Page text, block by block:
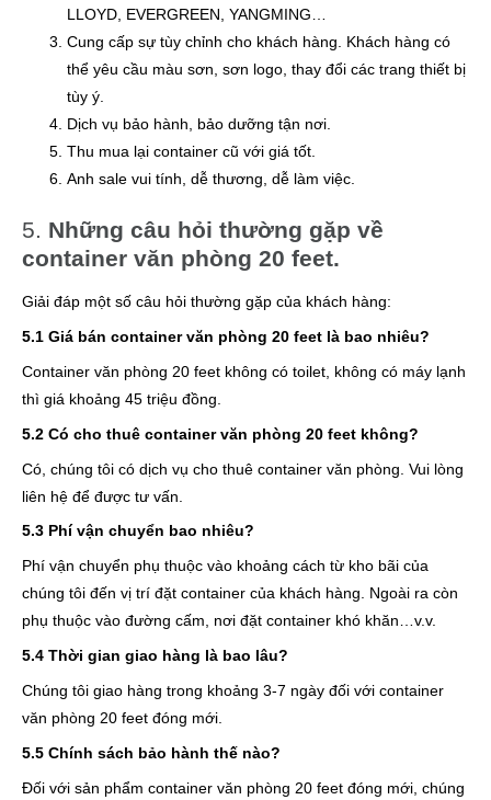
LLOYD, EVERGREEN, YANGMING…
Cung cấp sự tùy chỉnh cho khách hàng. Khách hàng có
thể yêu cầu màu sơn, sơn logo, thay đổi các trang thiết bị
tùy ý.
Dịch vụ bảo hành, bảo dưỡng tận nơi.
Thu mua lại container cũ với giá tốt.
Anh sale vui tính, dễ thương, dễ làm việc.
5. Những câu hỏi thường gặp về
container văn phòng 20 feet.
Giải đáp một số câu hỏi thường gặp của khách hàng:
5.1 Giá bán container văn phòng 20 feet là bao nhiêu?
Container văn phòng 20 feet không có toilet, không có máy lạnh
thì giá khoảng 45 triệu đồng.
5.2 Có cho thuê container văn phòng 20 feet không?
Có, chúng tôi có dịch vụ cho thuê container văn phòng. Vui lòng
liên hệ để được tư vấn.
5.3 Phí vận chuyển bao nhiêu?
Phí vận chuyển phụ thuộc vào khoảng cách từ kho bãi của
chúng tôi đến vị trí đặt container của khách hàng. Ngoài ra còn
phụ thuộc vào đường cấm, nơi đặt container khó khăn…v.v.
5.4 Thời gian giao hàng là bao lâu?
Chúng tôi giao hàng trong khoảng 3-7 ngày đối với container
văn phòng 20 feet đóng mới.
5.5 Chính sách bảo hành thế nào?
Đối với sản phẩm container văn phòng 20 feet đóng mới, chúng